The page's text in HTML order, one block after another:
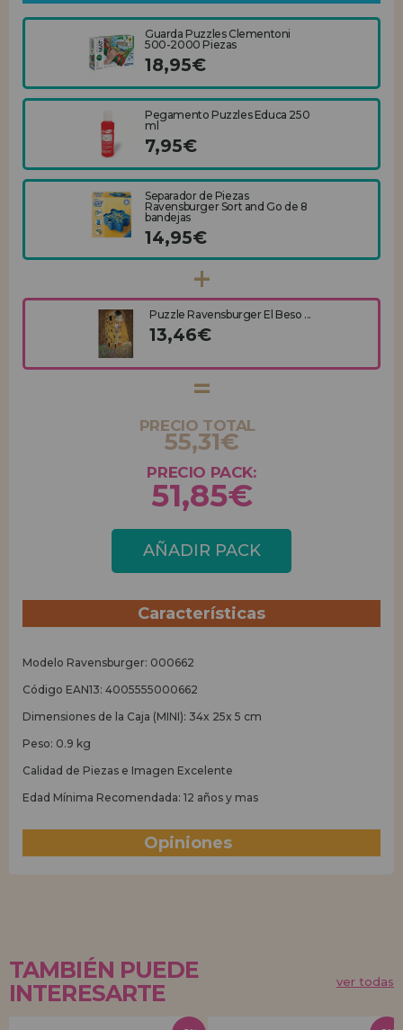
Guarda Puzzles Clementoni
500-2000 Piezas
18,95€
Pegamento Puzzles Educa 250
ml
7,95€
Separador de Piezas
Ravensburger Sort and Go de 8
bandejas
14,95€
Puzzle Ravensburger El Beso ...
13,46€
PRECIO TOTAL
55,31€
PRECIO PACK:
51,85€
AÑADIR PACK
Características
Modelo Ravensburger: 000662
Código EAN13: 4005555000662
Dimensiones de la Caja (MINI): 34x 25x 5 cm
Peso: 0.9 kg
Calidad de Piezas e Imagen Excelente
Edad Mínima Recomendada: 12 años y mas
Opiniones
TAMBIÉN PUEDE
INTERESARTE
ver todas